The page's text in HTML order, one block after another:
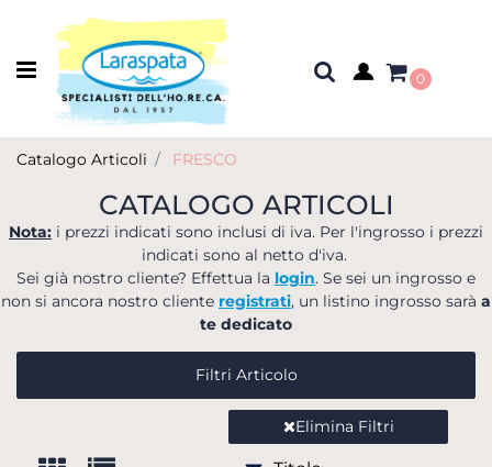
Open menu
0
Catalogo Articoli FRESCO
CATALOGO ARTICOLI
Nota: i prezzi indicati sono inclusi di iva. Per l'ingrosso i prezzi
indicati sono al netto d'iva.
Sei già nostro cliente? Effettua la login. Se sei un ingrosso e
non si ancora nostro cliente registrati, un listino ingrosso sarà a
te dedicato
Filtri Articolo
Elimina Filtri